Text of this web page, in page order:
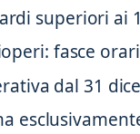
superiori ai
fasce
dal 31